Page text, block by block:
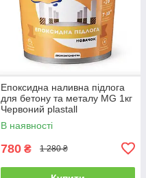
Епоксидна наливна підлога
для бетону та металу MG 1кг
Червоний plastall
В наявності
780 ₴ 1 280 ₴